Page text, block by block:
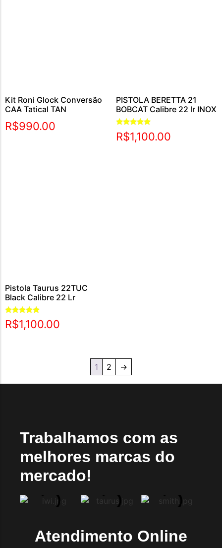
Kit Roni Glock Conversão
CAA Tatical TAN
R$990.00
PISTOLA BERETTA 21
BOBCAT Calibre 22 lr INOX
Avaliação
5.00
R$1,100.00
Pistola Taurus 22TUC
Black Calibre 22 Lr
Avaliação
5.00
R$1,100.00
1 2 →
Trabalhamos com as
melhores marcas do
mercado!
Atendimento Online